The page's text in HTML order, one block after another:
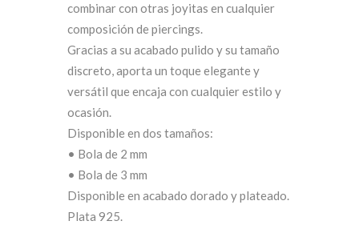
combinar con otras joyitas en cualquier
composición de piercings.
Gracias a su acabado pulido y su tamaño
discreto, aporta un toque elegante y
versátil que encaja con cualquier estilo y
ocasión.
Disponible en dos tamaños:
• Bola de 2 mm
• Bola de 3 mm
Disponible en acabado dorado y plateado.
Plata 925.